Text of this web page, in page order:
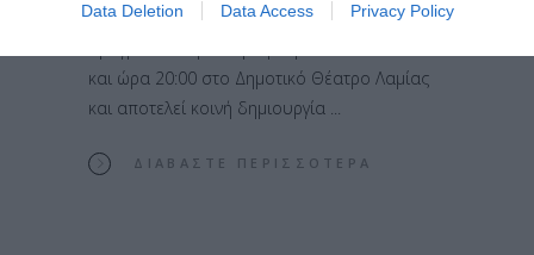
Data Deletion Data Access Privacy Policy
δημιουργικότητα. Η παράσταση θα
και ώρα 20:00 στο Δημοτικό Θέατρο Λαμίας
και αποτελεί κοινή δημιουργία
ΔΙΑΒΆΣΤΕ ΠΕΡΙΣΣΌΤΕΡΑ